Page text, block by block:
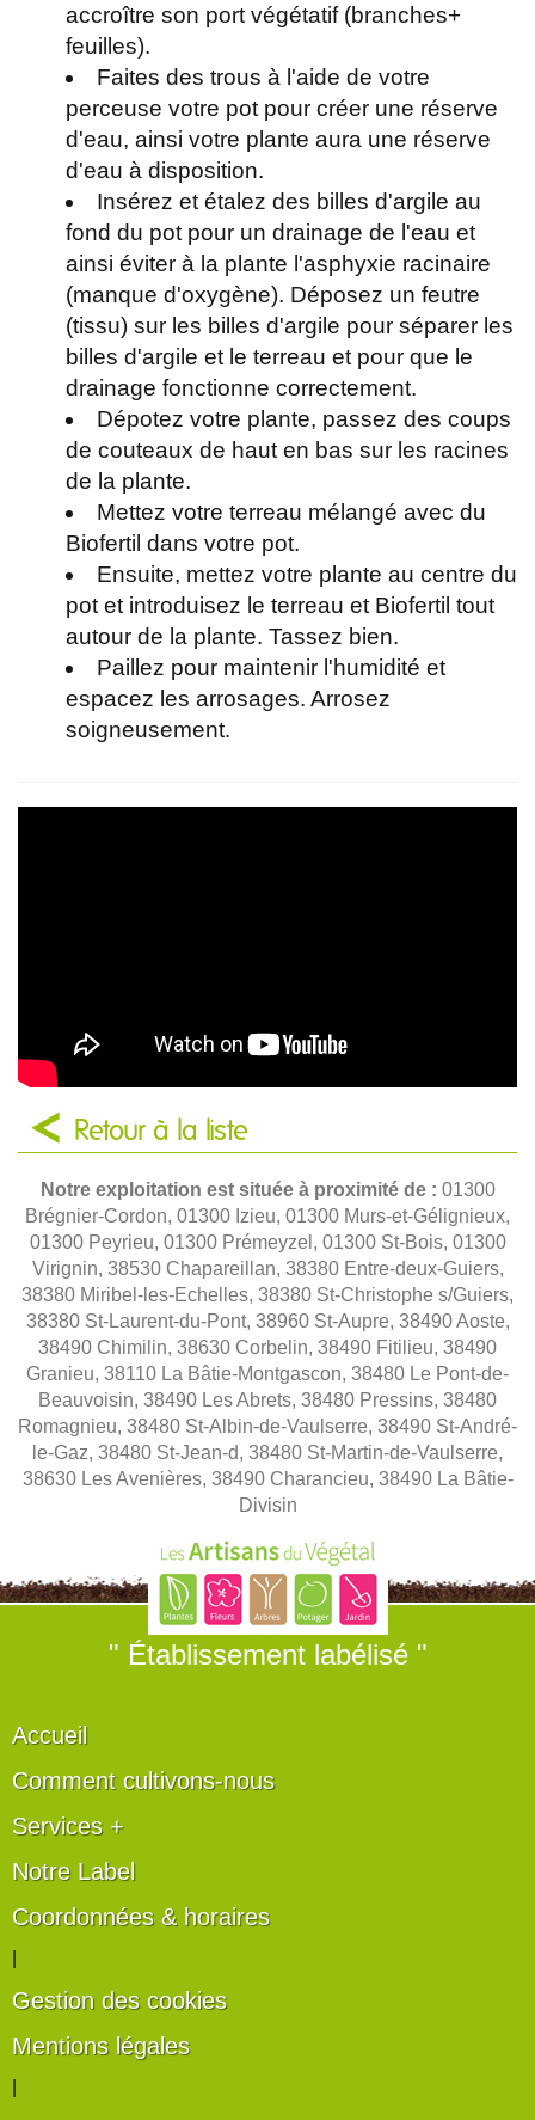
accroître son port végétatif (branches+
feuilles).
Faites des trous à l'aide de votre
perceuse votre pot pour créer une réserve
d'eau, ainsi votre plante aura une réserve
d'eau à disposition.
Insérez et étalez des billes d'argile au
fond du pot pour un drainage de l'eau et
ainsi éviter à la plante l'asphyxie racinaire
(manque d'oxygène). Déposez un feutre
(tissu) sur les billes d'argile pour séparer les
billes d'argile et le terreau et pour que le
drainage fonctionne correctement.
Dépotez votre plante, passez des coups
de couteaux de haut en bas sur les racines
de la plante.
Mettez votre terreau mélangé avec du
Biofertil dans votre pot.
Ensuite, mettez votre plante au centre du
pot et introduisez le terreau et Biofertil tout
autour de la plante. Tassez bien.
Paillez pour maintenir l'humidité et
espacez les arrosages. Arrosez
soigneusement.
Retour à la liste
Notre exploitation est située à proximité de : 01300
Brégnier-Cordon, 01300 Izieu, 01300 Murs-et-Gélignieux,
01300 Peyrieu, 01300 Prémeyzel, 01300 St-Bois, 01300
Virignin, 38530 Chapareillan, 38380 Entre-deux-Guiers,
38380 Miribel-les-Echelles, 38380 St-Christophe s/Guiers,
38380 St-Laurent-du-Pont, 38960 St-Aupre, 38490 Aoste,
38490 Chimilin, 38630 Corbelin, 38490 Fitilieu, 38490
Granieu, 38110 La Bâtie-Montgascon, 38480 Le Pont-de-
Beauvoisin, 38490 Les Abrets, 38480 Pressins, 38480
Romagnieu, 38480 St-Albin-de-Vaulserre, 38490 St-André-
le-Gaz, 38480 St-Jean-d, 38480 St-Martin-de-Vaulserre,
38630 Les Avenières, 38490 Charancieu, 38490 La Bâtie-
Divisin
" Établissement labélisé "
Accueil
Comment cultivons-nous
Services +
Notre Label
Coordonnées & horaires
Gestion des cookies
Mentions légales